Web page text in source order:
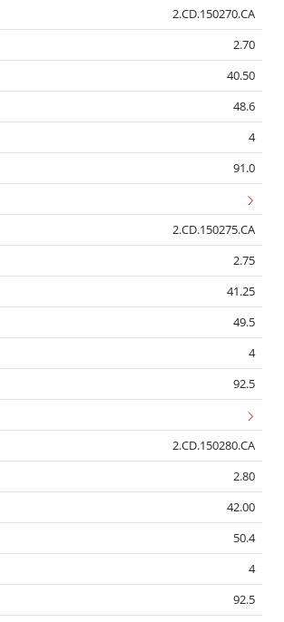
2.CD.150270.CA
2.70
40.50
48.6
4
91.0
2.CD.150275.CA
2.75
41.25
49.5
4
92.5
2.CD.150280.CA
2.80
42.00
50.4
4
92.5